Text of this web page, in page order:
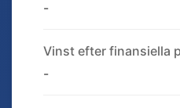
-
Vinst efter finansiella
-